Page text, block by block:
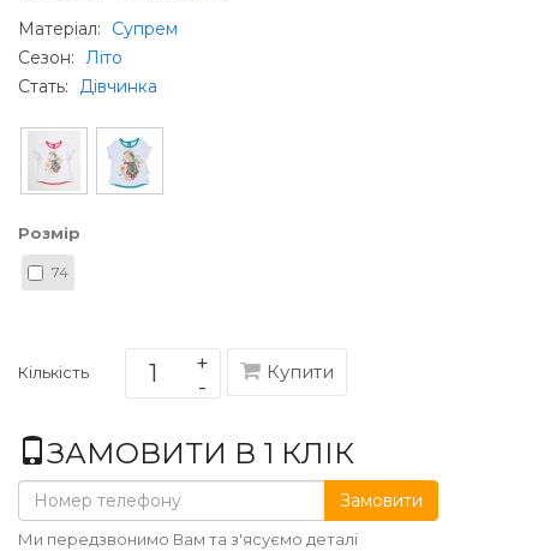
Матеріал:
Супрем
Сезон: Літо
Стать: Дівчинка
Розмір
74
Кількість Купити
ЗАМОВИТИ В 1 КЛІК
Замовити
Ми передзвонимо Вам та з'ясуємо деталі